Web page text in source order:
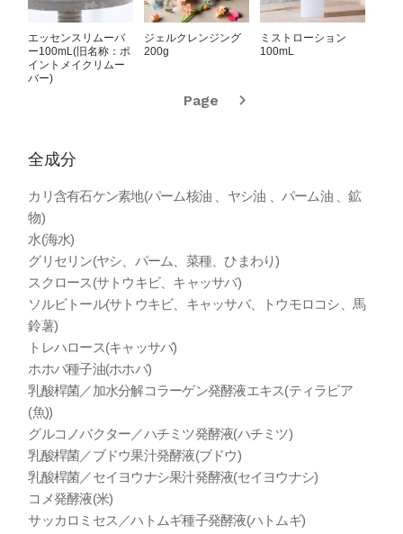
エッセンスリムーバ
ー100mL(旧名称：ポ
イントメイクリムー
バー)
ジェルクレンジング
200g
ミストローション
100mL
Page
全成分
カリ含有石ケン素地(パーム核油 、ヤシ油 、パーム油 、鉱
物)
水(海水)
グリセリン(ヤシ、パーム、菜種、ひまわり)
スクロース(サトウキビ、キャッサバ)
ソルビトール(サトウキビ、キャッサバ、トウモロコシ、馬
鈴薯)
トレハロース(キャッサバ)
ホホバ種子油(ホホバ)
乳酸桿菌／加水分解コラーゲン発酵液エキス(ティラピア
(魚))
グルコノバクター／ハチミツ発酵液(ハチミツ)
乳酸桿菌／ブドウ果汁発酵液(ブドウ)
乳酸桿菌／セイヨウナシ果汁発酵液(セイヨウナシ)
コメ発酵液(米)
サッカロミセス／ハトムギ種子発酵液(ハトムギ)